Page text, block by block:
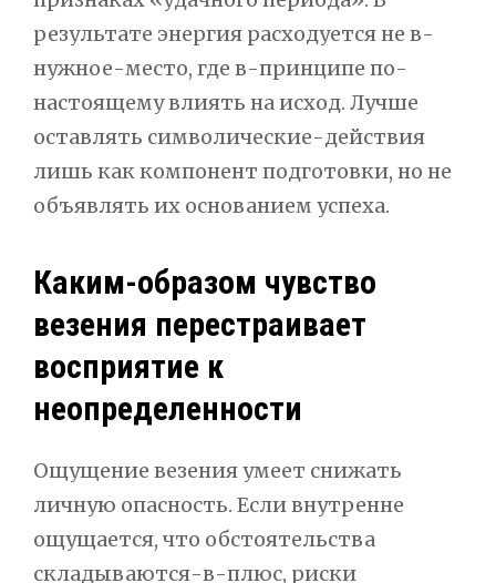
результате энергия расходуется не в-
нужное-место, где в-принципе по-
настоящему влиять на исход. Лучше
оставлять символические-действия
лишь как компонент подготовки, но не
объявлять их основанием успеха.
Каким-образом чувство
везения перестраивает
восприятие к
неопределенности
Ощущение везения умеет снижать
личную опасность. Если внутренне
ощущается, что обстоятельства
складываются-в-плюс, риски